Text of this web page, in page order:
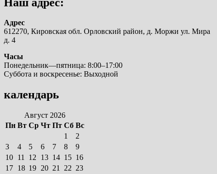
Адрес
612270, Кировская обл. Орловский район, д. Моржи ул. Мира
д. 4
Часы
Понедельник—пятница: 8:00–17:00
Суббота и воскресенье: Выходной
календарь
Август 2026
Пн Вт Ср Чт Пт Сб Вс
1
2
3
4 5 6 7 8
9
10 11 12 13 14 15 16
17 18 19 20 21 22 23